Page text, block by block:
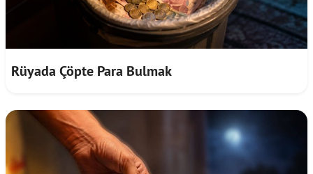
Rüyada Çöpte Para Bulmak